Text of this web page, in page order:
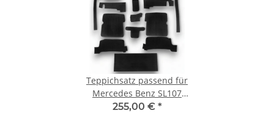
Teppichsatz passend für
Mercedes Benz SL107
R107/W107 RHD
255,00 € *